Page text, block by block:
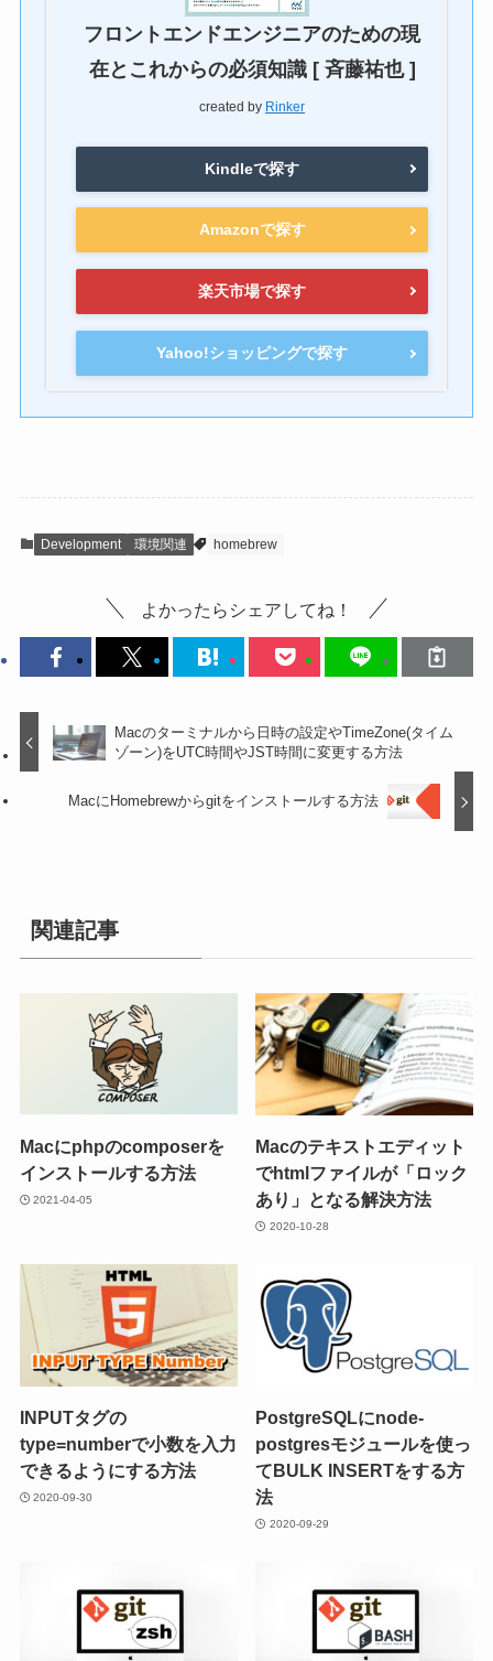
フロントエンドエンジニアのための現
在とこれからの必須知識 [ 斉藤祐也 ]
created by Rinker
Kindleで探す
Amazonで探す
楽天市場で探す
Yahoo!ショッピングで探す
Development 環境関連 homebrew
よかったらシェアしてね！
Macのターミナルから日時の設定やTimeZone(タイム
ゾーン)をUTC時間やJST時間に変更する方法
MacにHomebrewからgitをインストールする方法
関連記事
Macにphpのcomposerを
インストールする方法
2021-04-05
Macのテキストエディット
でhtmlファイルが「ロック
あり」となる解決方法
2020-10-28
INPUTタグの
type=numberで小数を入力
できるようにする方法
2020-09-30
PostgreSQLにnode-
postgresモジュールを使っ
てBULK INSERTをする方
法
2020-09-29